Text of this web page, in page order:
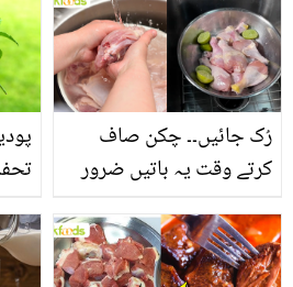
سے
رُک جائیں۔۔ چکن صاف
کرتے وقت یہ باتیں ضرور